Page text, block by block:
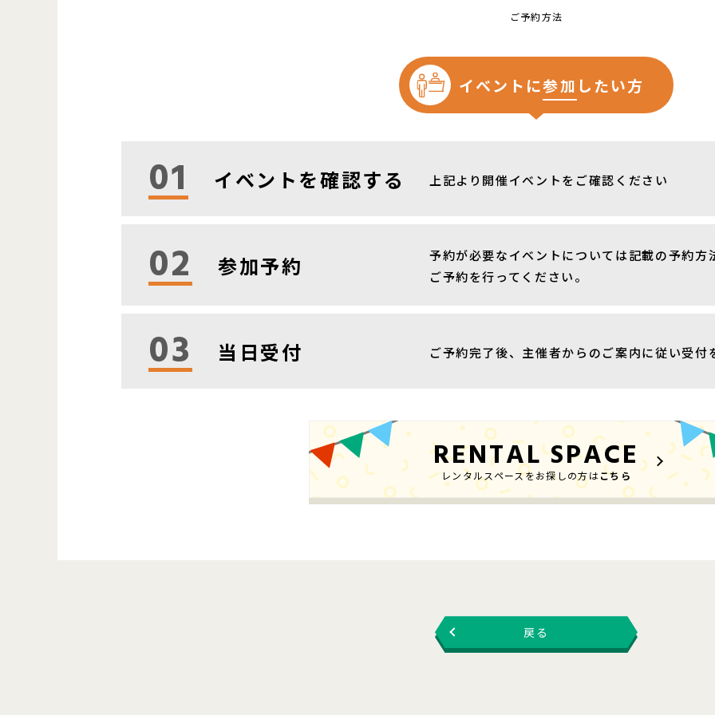
ご予約方法
イベントに参加 したい方
01 イベントを確認する 上記より開催イベントをご確認ください
02 参加予約
予約が必要なイベントについては記載の予約
ご予約を行ってください。
03 当日受付 ご予約完了後、主催者からのご案内に従い受付
RENTAL SPACE
レンタルスペースをお探しの方はこちら
戻る